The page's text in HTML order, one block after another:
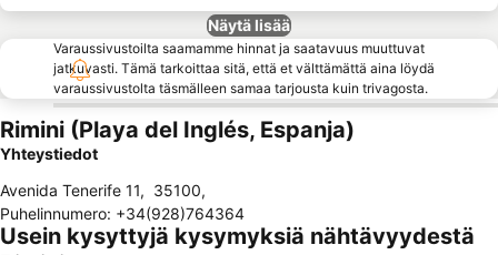
Näytä lisää
Varaussivustoilta saamamme hinnat ja saatavuus muuttuvat
jatkuvasti. Tämä tarkoittaa sitä, että et välttämättä aina löydä
varaussivustolta täsmälleen samaa tarjousta kuin trivagosta.
Rimini (Playa del Inglés, Espanja)
Yhteystiedot
Avenida Tenerife 11, 35100,
Puhelinnumero: +34(928)764364
Usein kysyttyjä kysymyksiä nähtävyydestä